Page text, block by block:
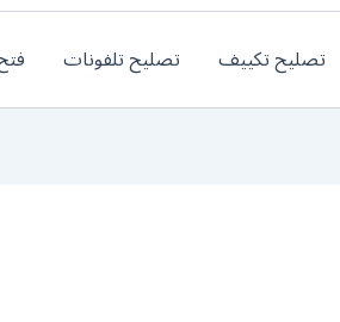
تصليح تكييف تصليح تلفونات